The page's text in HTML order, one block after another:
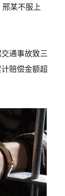
某不服上
通事故致三
赔偿金额超